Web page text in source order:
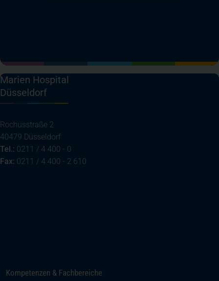
Marien Hospital
Düsseldorf
Rochusstraße 2
40479 Düsseldorf
Tel.: 0211 / 4 400 - 0
Fax: 0211 / 4 400 - 2 610
Kompetenzen & Fachbereiche